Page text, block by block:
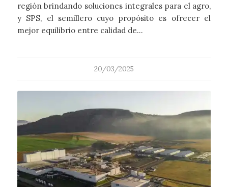
región brindando soluciones integrales para el agro,
y SPS, el semillero cuyo propósito es ofrecer el
mejor equilibrio entre calidad de…
20/03/2025